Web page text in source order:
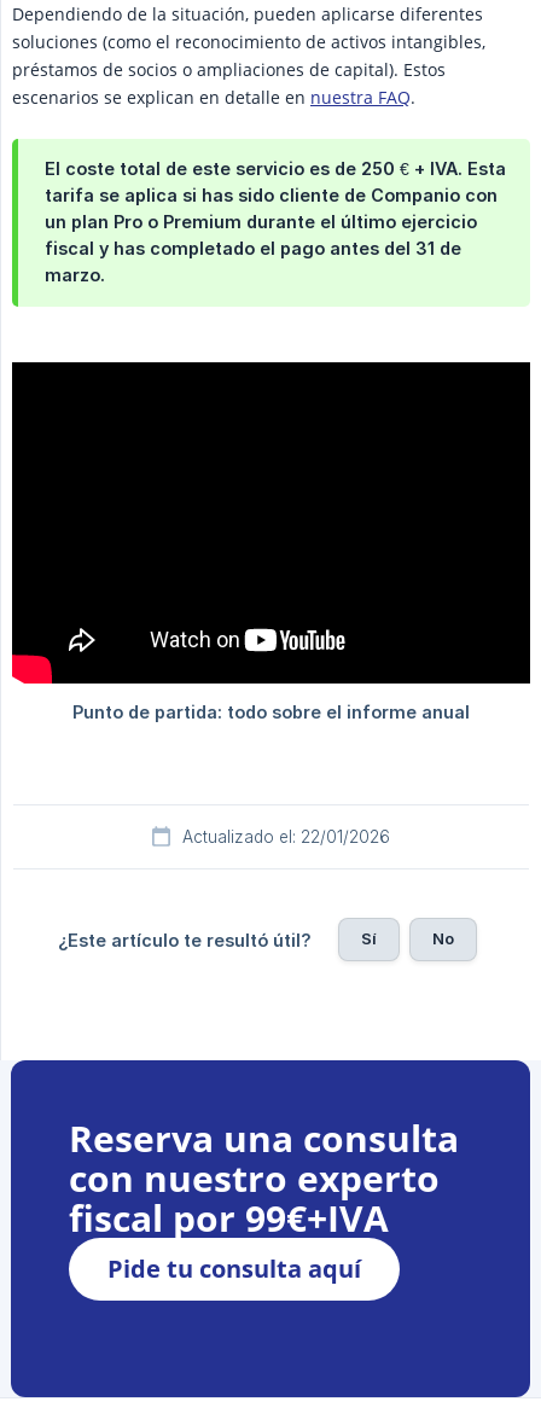
Dependiendo de la situación, pueden aplicarse diferentes
soluciones (como el reconocimiento de activos intangibles,
préstamos de socios o ampliaciones de capital). Estos
escenarios se explican en detalle en nuestra FAQ.
El coste total de este servicio es de 250 € + IVA. Esta
tarifa se aplica si has sido cliente de Companio con
un plan Pro o Premium durante el último ejercicio
fiscal y has completado el pago antes del 31 de
marzo.
Actualizado el: 22/01/2026
¿Este artículo te resultó útil? Sí No
Reserva una consulta
con nuestro experto
fiscal por 99€+IVA
Pide tu consulta aquí